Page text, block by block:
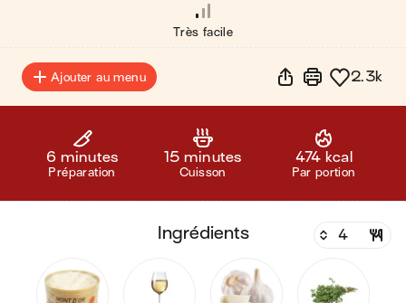
Très facile
Ajouter au menu 2.3k
6 minutes
Préparation
15 minutes
Cuisson
474 kcal
Par portion
ingrédients